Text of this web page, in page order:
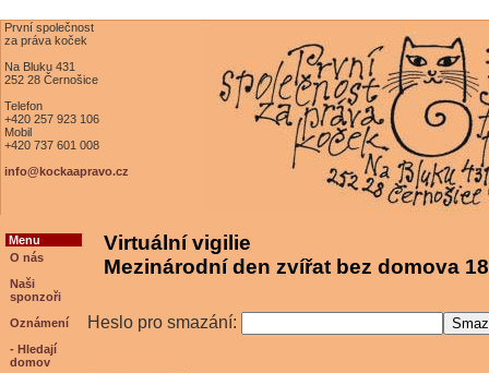
První společnost
za práva koček
Na Bluku 431
252 28 Černošice
Telefon
+420 257 923 106
Mobil
+420 737 601 008
info@kockaapravo.cz
Menu
O nás
Naši
sponzoři
Oznámení
- Hledají
domov
Virtuální vigilie
Mezinárodní den zvířat bez domova
Heslo pro smazání: